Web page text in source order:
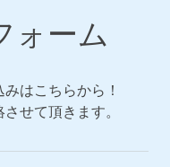
ォーム
はこちらから！
せて頂きます。